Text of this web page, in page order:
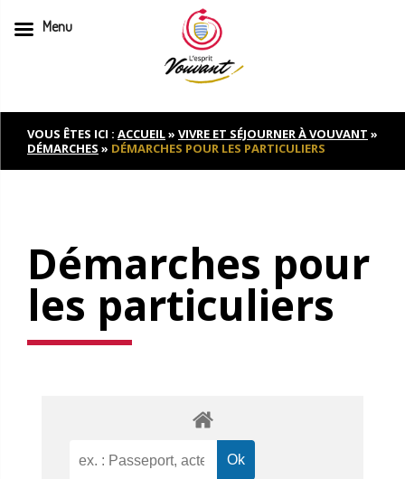
to
contentVOUS ÊTES ICI : ACCUEIL» VIVRE ET SÉJOURNER À VOUVANT »
DÉMARCHES » DÉMARCHES POUR LES PARTICULIERS
Démarches pour
les particuliers
Menu